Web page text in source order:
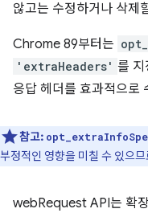
않고는 수정하거나 삭제
Chrome 89부터는
'extraHeaders' 를 지
응답 헤더를 효과적으로
참고:
부정적인 영향을 미칠 수 있으
webRequest API는 확장